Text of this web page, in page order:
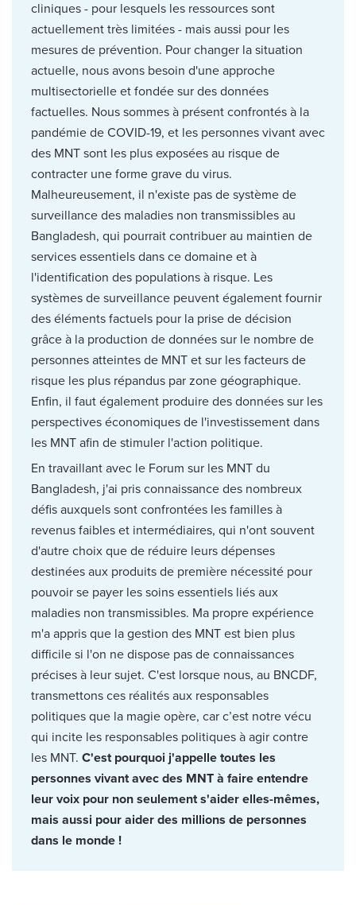
cliniques - pour lesquels les ressources sont
actuellement très limitées - mais aussi pour les
mesures de prévention. Pour changer la situation
actuelle, nous avons besoin d'une approche
multisectorielle et fondée sur des données
factuelles. Nous sommes à présent confrontés à la
pandémie de COVID-19, et les personnes vivant avec
des MNT sont les plus exposées au risque de
contracter une forme grave du virus.
Malheureusement, il n'existe pas de système de
surveillance des maladies non transmissibles au
Bangladesh, qui pourrait contribuer au maintien de
services essentiels dans ce domaine et à
l'identification des populations à risque. Les
systèmes de surveillance peuvent également fournir
des éléments factuels pour la prise de décision
grâce à la production de données sur le nombre de
personnes atteintes de MNT et sur les facteurs de
risque les plus répandus par zone géographique.
Enfin, il faut également produire des données sur les
perspectives économiques de l'investissement dans
les MNT afin de stimuler l'action politique.
En travaillant avec le Forum sur les MNT du
Bangladesh, j'ai pris connaissance des nombreux
défis auxquels sont confrontées les familles à
revenus faibles et intermédiaires, qui n'ont souvent
d'autre choix que de réduire leurs dépenses
destinées aux produits de première nécessité pour
pouvoir se payer les soins essentiels liés aux
maladies non transmissibles. Ma propre expérience
m'a appris que la gestion des MNT est bien plus
difficile si l'on ne dispose pas de connaissances
précises à leur sujet. C'est lorsque nous, au BNCDF,
transmettons ces réalités aux responsables
politiques que la magie opère, car c’est notre vécu
qui incite les responsables politiques à agir contre
les MNT. C'est pourquoi j'appelle toutes les
personnes vivant avec des MNT à faire entendre
leur voix pour non seulement s'aider elles-mêmes,
mais aussi pour aider des millions de personnes
dans le monde !